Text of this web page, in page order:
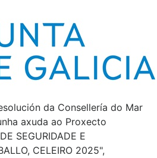
da Consellería do Mar
axuda ao Proxecto
SEGURIDADE E
CELEIRO 2025",